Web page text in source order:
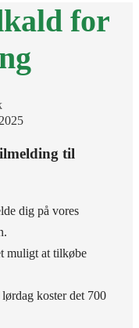
for
til
dig på vores
muligt at tilkøbe
koster det 700